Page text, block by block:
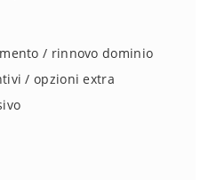
/ rinnovo dominio
/ opzioni extra